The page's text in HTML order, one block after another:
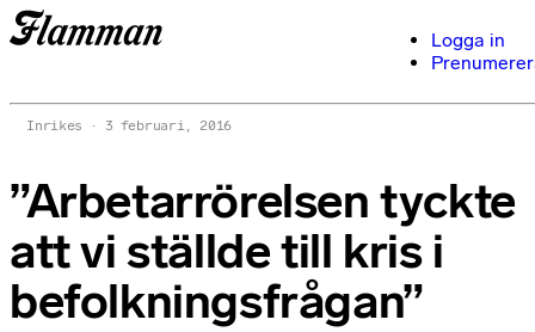
Logga in
Inrikes 3 februari, 2016
”Arbetarrörelsen tyckte
att vi ställde till kris i
befolkningsfrågan”